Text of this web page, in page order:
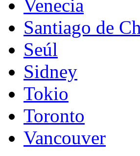
Venecia
Santiago de
Seúl
Sidney
Tokio
Toronto
Vancouver